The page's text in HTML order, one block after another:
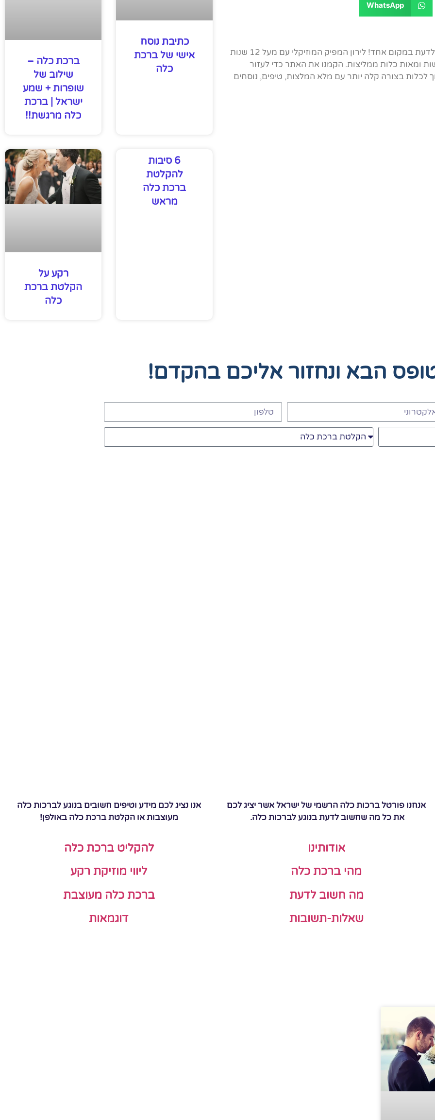
WhatsApp
אתר הבית של ברכות הכלה - כל מה שצריך לדעת במקום אחד! לירון המפיק המוזיקלי עם מעל 12 שנות
ומאות כלות ממליצות. הקמנו את האתר כדי לעזור
בצורה קלה יותר עם מלא המלצות, טיפים, נוסחים
כתיבת נוסח
אישי של ברכת
כלה
ברכת כלה –
שילוב של
שופרות + שמע
ישראל | ברכת
כלה מרגשת!!
6 סיבות
להקלטת
ברכת כלה
מראש
רקע על
הקלטת ברכת
כלה
הבא ונחזור אליכם בהקדם!
אנחנו פורטל ברכות כלה הרשמי של ישראל אשר יציג לכם
את כל מה שחשוב לדעת בנוגע לברכות כלה.
אודותינו
מהי ברכת כלה
מה חשוב לדעת
שאלות-תשובות
אנו נציג לכם מידע וטיפים חשובים בנוגע לברכות כלה
מעוצבות או הקלטת ברכת כלה באולפן!
להקליט ברכת כלה
ליווי מוזיקת רקע
ברכת כלה מעוצבת
דוגמאות